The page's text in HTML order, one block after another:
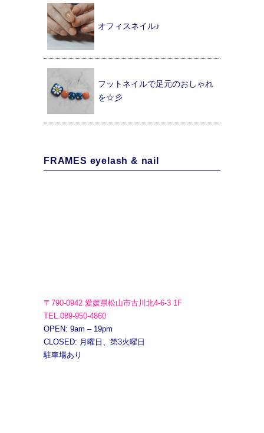
オフィスネイル♪
フットネイルで足元のおしゃれ
を☆彡
FRAMES eyelash & nail
〒790-0942 愛媛県松山市古川北4-6-3 1F
TEL.089-950-4860
OPEN: 9am – 19pm
CLOSED: 月曜日、第3火曜日
駐車場あり